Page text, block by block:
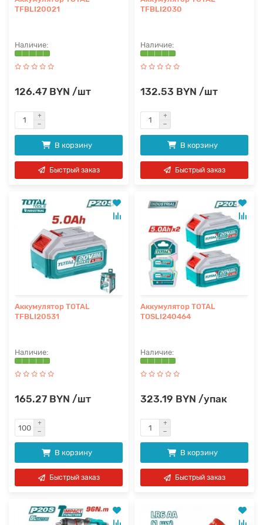
TFBLI20021
126.47 BYN /шт
В корзину
Быстрый заказ
TFBLI2030
132.53 BYN /шт
В корзину
Быстрый заказ
Аккумулятор TOTAL
TFBLI20531
165.27 BYN /шт
В корзину
Быстрый заказ
Аккумулятор TOTAL
TOSLI240464
323.19 BYN /упак
В корзину
Быстрый заказ